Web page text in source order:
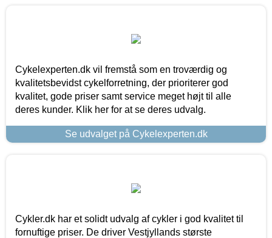
Cykelexperten.dk vil fremstå som en troværdig og
kvalitetsbevidst cykelforretning, der prioriterer god
kvalitet, gode priser samt service meget højt til alle
deres kunder. Klik her for at se deres udvalg.
Se udvalget på Cykelexperten.dk
Cykler.dk har et solidt udvalg af cykler i god kvalitet til
fornuftige priser. De driver Vestjyllands største